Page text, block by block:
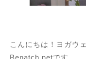
こんにちは！ヨガウ
Bepatch.netです。